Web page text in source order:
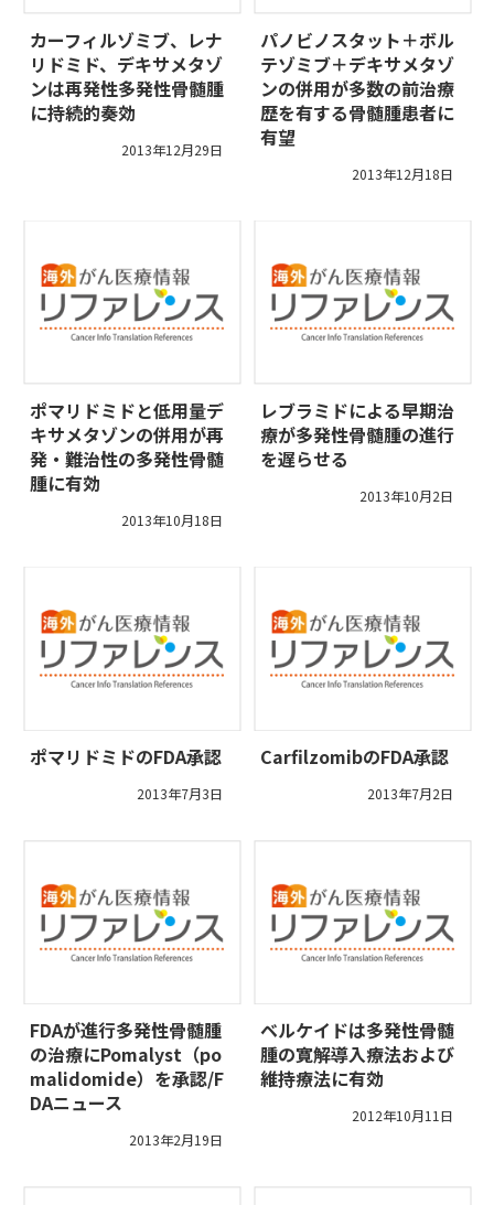
カーフィルゾミブ、レナ
リドミド、デキサメタゾ
ンは再発性多発性骨髄腫
に持続的奏効
2013年12月29日
パノビノスタット＋ボル
テゾミブ＋デキサメタゾ
ンの併用が多数の前治療
歴を有する骨髄腫患者に
有望
2013年12月18日
ポマリドミドと低用量デ
キサメタゾンの併用が再
発・難治性の多発性骨髄
腫に有効
2013年10月18日
レブラミドによる早期治
療が多発性骨髄腫の進行
を遅らせる
2013年10月2日
ポマリドミドのFDA承認
2013年7月3日
CarfilzomibのFDA承認
2013年7月2日
FDAが進行多発性骨髄腫
の治療にPomalyst（po
malidomide）を承認/F
DAニュース
2013年2月19日
ベルケイドは多発性骨髄
腫の寛解導入療法および
維持療法に有効
2012年10月11日